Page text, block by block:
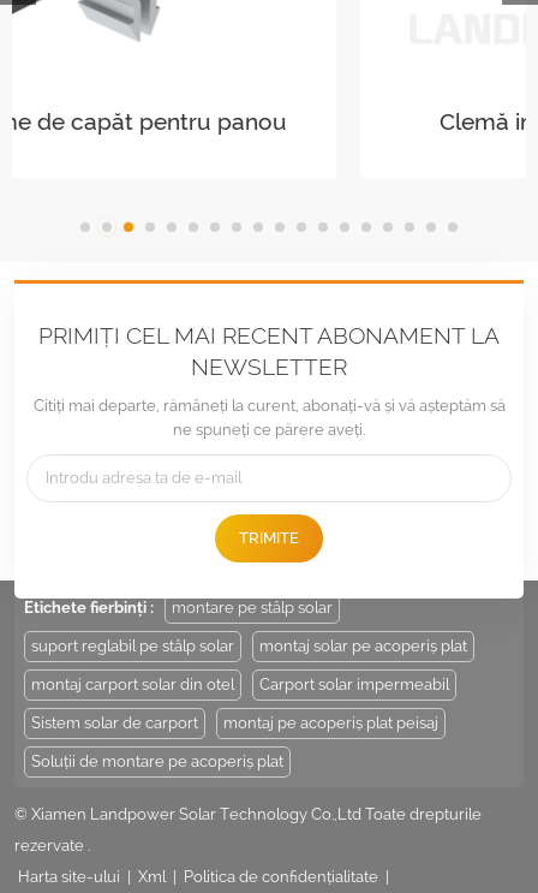
Clemă intermediară Solar Easy
PRIMIȚI CEL MAI RECENT ABONAMENT LA
NEWSLETTER
Citiți mai departe, rămâneți la curent, abonați-vă și vă așteptăm să
ne spuneți ce părere aveți.
TRIMITE
Tel :
Sales@LandpowerSolar.com
Add : Unit 206-9, No 15, Duiying Road, Jimei District, Xiamen, China
Etichete fierbinți : montare pe stâlp solar
suport reglabil pe stâlp solar montaj solar pe acoperiș plat
montaj carport solar din otel Carport solar impermeabil
Sistem solar de carport montaj pe acoperiș plat peisaj
Soluții de montare pe acoperiș plat
© Xiamen Landpower Solar Technology Co.,Ltd Toate drepturile
rezervate .
Harta site-ului
Xml Politica de confidențialitate